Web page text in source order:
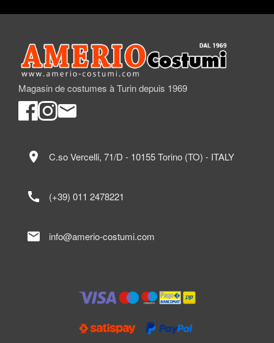
Magasin de costumes à Turin depuis 1969
location_on C.so Vercelli, 71/D - 10155 Torino (TO) - ITALY
call (+39) 011 2478221
mail info@amerio-costumi.com